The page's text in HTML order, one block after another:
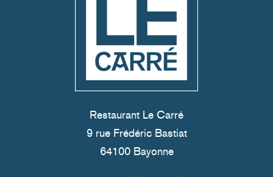
Restaurant Le Carré
9 rue Frédéric Bastiat
64100 Bayonne